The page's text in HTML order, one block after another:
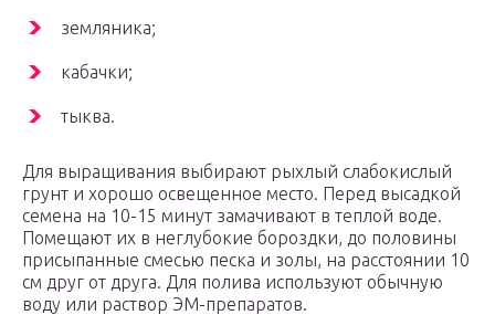
земляника;
кабачки;
тыква.
Для выращивания выбирают рыхлый слабокислый
грунт и хорошо освещенное место. Перед высадкой
семена на 10-15 минут замачивают в теплой воде.
Помещают их в неглубокие бороздки, до половины
присыпанные смесью песка и золы, на расстоянии 10
см друг от друга. Для полива используют обычную
воду или раствор ЭМ-препаратов.